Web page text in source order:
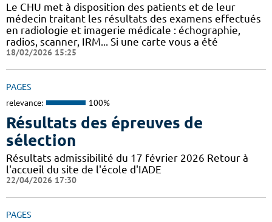
Le CHU met à disposition des patients et de leur
médecin traitant les résultats des examens effectués
en radiologie et imagerie médicale : échographie,
radios, scanner, IRM... Si une carte vous a été
18/02/2026 15:25
PAGES
relevance: 100%
Résultats des épreuves de
sélection
Résultats admissibilité du 17 février 2026 Retour à
l'accueil du site de l'école d'IADE
22/04/2026 17:30
PAGES